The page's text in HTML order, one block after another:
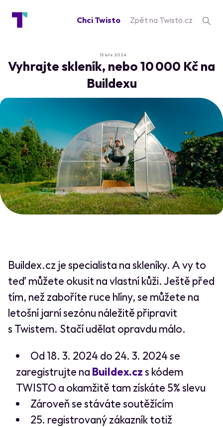
Chci Twisto Zpět na Twisto.cz
15 bře 2024
Vyhrajte skleník, nebo 10 000 Kč na
Buildexu
Buildex.cz je specialista na skleníky. A vy to
teď můžete okusit na vlastní kůži. Ještě před
tím, než zaboříte ruce hlíny, se můžete na
letošní jarní sezónu náležitě připravit
s Twistem. Stačí udělat opravdu málo.
Od 18. 3. 2024 do 24. 3. 2024 se
zaregistrujte na Buildex.czs kódem
TWISTO a okamžitě tam získáte 5% slevu
Zároveň se stáváte soutěžícím
25. registrovaný zákazník totiž